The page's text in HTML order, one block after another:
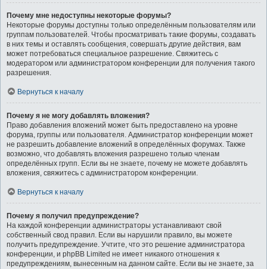
Почему мне недоступны некоторые форумы?
Некоторые форумы доступны только определённым пользователям или
группам пользователей. Чтобы просматривать такие форумы, создавать
в них темы и оставлять сообщения, совершать другие действия, вам
может потребоваться специальное разрешение. Свяжитесь с
модератором или администратором конференции для получения такого
разрешения.
Вернуться к началу
Почему я не могу добавлять вложения?
Право добавления вложений может быть предоставлено на уровне
форума, группы или пользователя. Администратор конференции может
не разрешить добавление вложений в определённых форумах. Также
возможно, что добавлять вложения разрешено только членам
определённых групп. Если вы не знаете, почему не можете добавлять
вложения, свяжитесь с администратором конференции.
Вернуться к началу
Почему я получил предупреждение?
На каждой конференции администраторы устанавливают свой
собственный свод правил. Если вы нарушили правило, вы можете
получить предупреждение. Учтите, что это решение администратора
конференции, и phpBB Limited не имеет никакого отношения к
предупреждениям, вынесенным на данном сайте. Если вы не знаете, за